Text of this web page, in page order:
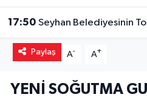
17:50 Seyhan Belediyesinin Toplam
Paylaş A- A+
YENİ SOĞUTMA
Dünya
Tüm Manşetler